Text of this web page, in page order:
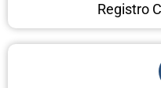
Registro